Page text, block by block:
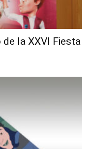
la XXVI Fiesta